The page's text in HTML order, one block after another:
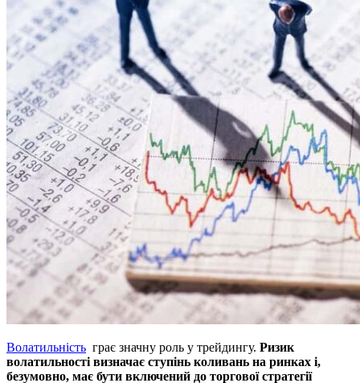
Волатильність грає значну роль у трейдингу. Ризик
волатильності визначає ступінь коливань на ринках і,
безумовно, має бути включений до торгової стратегії